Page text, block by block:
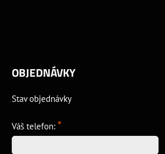
OBJEDNÁVKY
Stav objednávky
Váš telefon: *